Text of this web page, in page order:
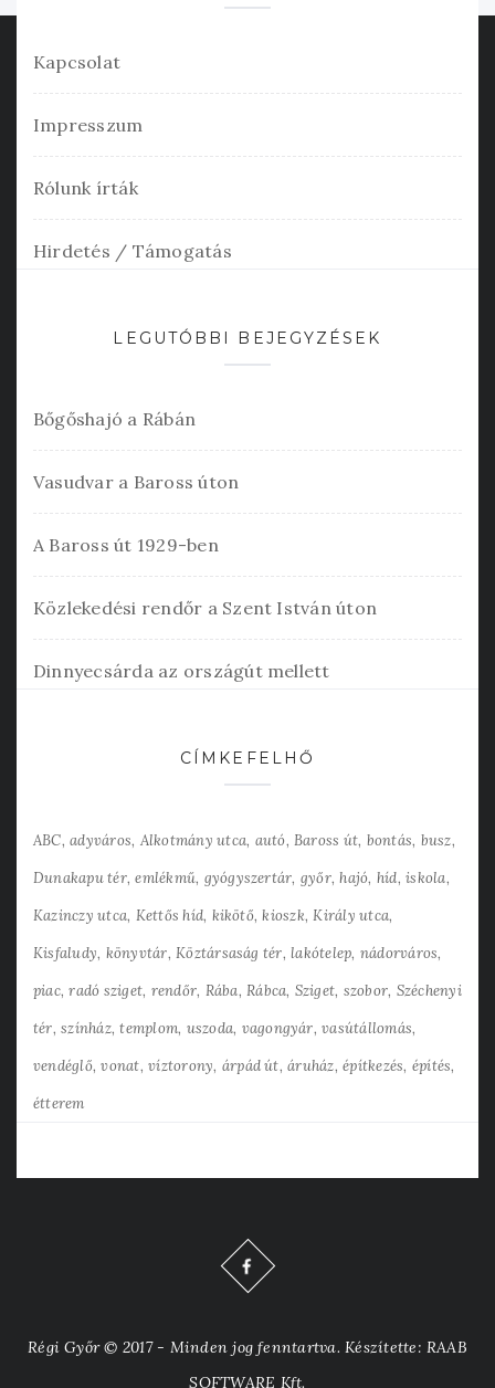
Kapcsolat
Impresszum
Rólunk írták
Hirdetés / Támogatás
LEGUTÓBBI BEJEGYZÉSEK
Bőgőshajó a Rábán
Vasudvar a Baross úton
A Baross út 1929-ben
Közlekedési rendőr a Szent István úton
Dinnyecsárda az országút mellett
CÍMKEFELHŐ
ABC adyváros Alkotmány utca autó Baross út bontás busz
Dunakapu tér emlékmű gyógyszertár győr hajó híd iskola
Kazinczy utca Kettős híd kikötő kioszk Király utca
Kisfaludy könyvtár Köztársaság tér lakótelep nádorváros
piac radó sziget rendőr Rába Rábca Sziget szobor Széchenyi
tér színház templom uszoda vagongyár vasútállomás
vendéglő vonat víztorony árpád út áruház építkezés építés
étterem
Régi Győr © 2017 - Minden jog fenntartva. Készítette: RAAB
SOFTWARE Kft.